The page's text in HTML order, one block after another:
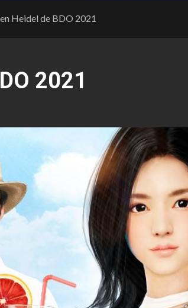
Heidel de BDO 2021
2021